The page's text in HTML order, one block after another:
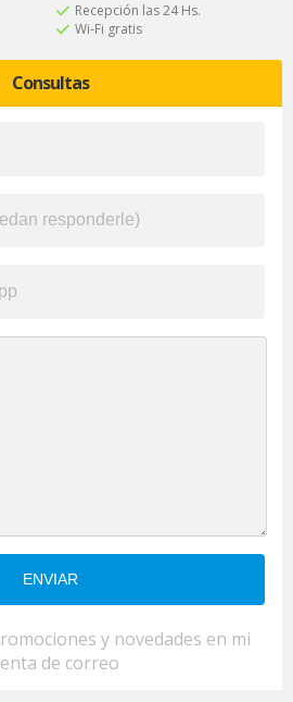
Recepción las 24 Hs.
Wi-Fi gratis
Consultas
y novedades en mi
de correo